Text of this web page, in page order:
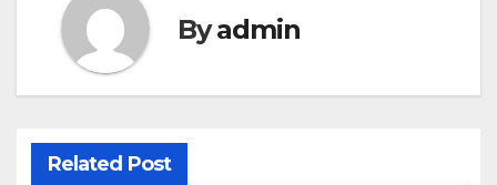
Byadmin
Related Post